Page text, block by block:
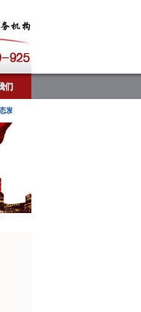
们
、典型案例研究》